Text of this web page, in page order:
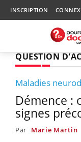
INSCRIPTION
QUESTION
Maladies
Démence :
signes
Par Marie Martin